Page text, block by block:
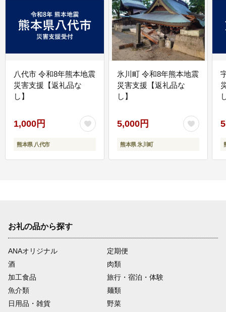
八代市 令和8年熊本地震
災害支援【返礼品な
し】
1,000円
熊本県 八代市
氷川町 令和8年熊本地震
災害支援【返礼品な
し】
5,000円
熊本県 氷川町
お礼の品から探す
ANAオリジナル
定期便
酒
肉類
加工食品
旅行・宿泊・体験
魚介類
麺類
日用品・雑貨
野菜